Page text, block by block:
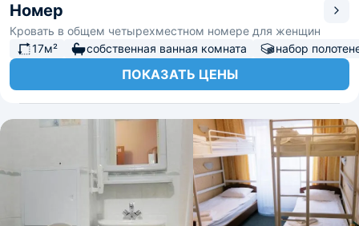
Номер
Кровать в общем четырехместном номере для женщин
17м²
собственная ванная комната набор
ПОКАЗАТЬ ЦЕНЫ